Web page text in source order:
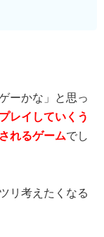
ーかな」と思っ
プレイしていくう
れるゲームでし
リ考えたくなる